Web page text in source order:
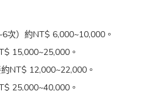
次）約NT$ 6,000~10,000。
15,000~25,000。
NT$ 12,000~22,000。
25,000~40,000。